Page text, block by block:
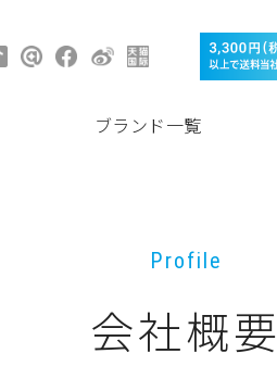
ブランド一覧
Profile
会社概要